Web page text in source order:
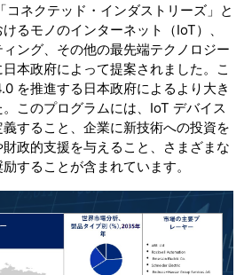
ネクテッド・インダストリーズ」と
るモノのインターネット（IoT）、
ング、その他の最先端テクノロジー
本政府によって提案されました。こ
を推進する日本政府によるより大き
このプログラムには、IoT デバイス
すること、企業に新技術への投資を
政的支援を与えること、さまざまな
することが含まれています。